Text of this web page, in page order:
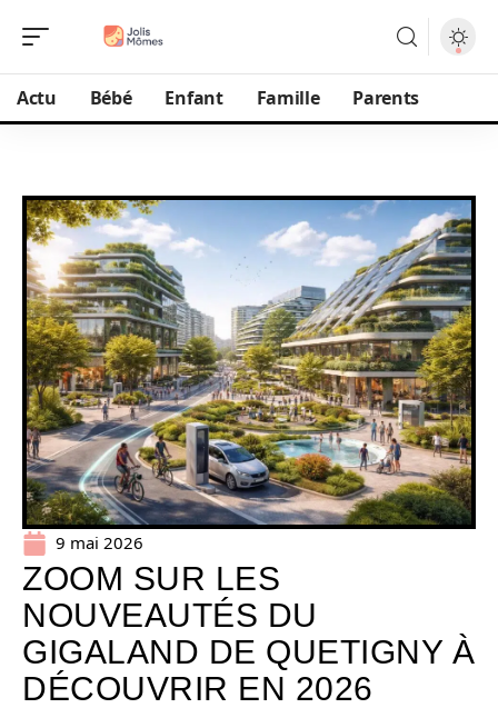
Actu Bébé Enfant Famille Parents
9 mai 2026
ZOOM SUR LES
NOUVEAUTÉS DU
GIGALAND DE QUETIGNY À
DÉCOUVRIR EN 2026